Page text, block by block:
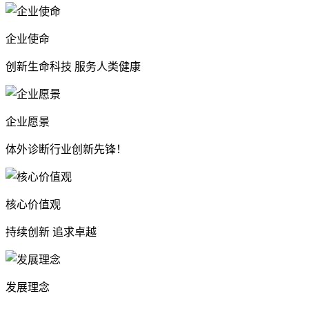
企业使命
创新生命科技 服务人类健康
企业愿景
体外诊断行业创新先锋！
核心价值观
持续创新 追求卓越
发展理念